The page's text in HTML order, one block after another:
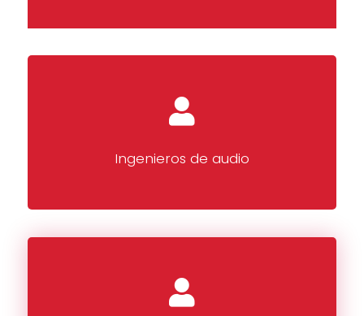
Ingenieros de audio